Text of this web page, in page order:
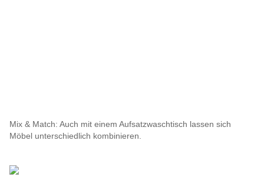
Mix & Match: Auch mit einem Aufsatzwaschtisch lassen sich
Möbel unterschiedlich kombinieren.